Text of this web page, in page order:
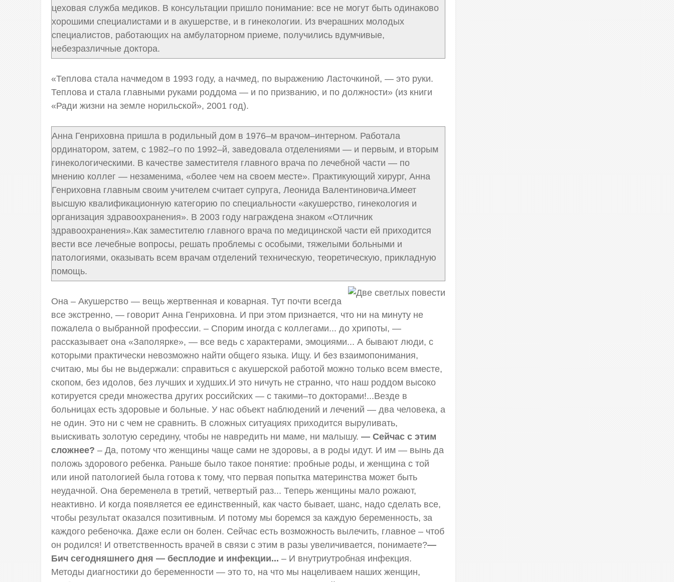
цеховая служба медиков. В консультации пришло понимание: все не могут быть одинаково
хорошими специалистами и в акушерстве, и в гинекологии. Из вчерашних молодых
специалистов, работающих на амбулаторном приеме, получились вдумчивые,
небезразличные доктора.
«Теплова стала начмедом в 1993 году, а начмед, по выражению Ласточкиной, — это руки.
Теплова и стала главными руками роддома — и по призванию, и по должности» (из книги
«Ради жизни на земле норильской», 2001 год).
Анна Генриховна пришла в родильный дом в 1976–м врачом–интерном. Работала
ординатором, затем, с 1982–го по 1992–й, заведовала отделениями — и первым, и вторым
гинекологическими. В качестве заместителя главного врача по лечебной части — по
мнению коллег — незаменима, «более чем на своем месте». Практикующий хирург, Анна
Генриховна главным своим учителем считает супруга, Леонида Валентиновича.Имеет
высшую квалификационную категорию по специальности «акушерство, гинекология и
организация здравоохранения». В 2003 году награждена знаком «Отличник
здравоохранения».Как заместителю главного врача по медицинской части ей приходится
вести все лечебные вопросы, решать проблемы с особыми, тяжелыми больными и
патологиями, оказывать всем врачам отделений техническую, теоретическую, прикладную
помощь.
Она – Акушерство — вещь жертвенная и коварная. Тут почти всегда
все экстренно, — говорит Анна Генриховна. И при этом признается, что ни на минуту не
пожалела о выбранной профессии. – Спорим иногда с коллегами... до хрипоты, —
рассказывает она «Заполярке», — все ведь с характерами, эмоциями... А бывают люди, с
которыми практически невозможно найти общего языка. Ищу. И без взаимопонимания,
считаю, мы бы не выдержали: справиться с акушерской работой можно только всем вместе,
скопом, без идолов, без лучших и худших.И это ничуть не странно, что наш роддом высоко
котируется среди множества других российских — с такими–то докторами!...Везде в
больницах есть здоровые и больные. У нас объект наблюдений и лечений — два человека, а
не один. Это ни с чем не сравнить. В сложных ситуациях приходится выруливать,
выискивать золотую середину, чтобы не навредить ни маме, ни малышу. — Сейчас с этим
сложнее? – Да, потому что женщины чаще сами не здоровы, а в роды идут. И им — вынь да
положь здорового ребенка. Раньше было такое понятие: пробные роды, и женщина с той
или иной патологией была готова к тому, что первая попытка материнства может быть
неудачной. Она беременела в третий, четвертый раз... Теперь женщины мало рожают,
неактивно. И когда появляется ее единственный, как часто бывает, шанс, надо сделать все,
чтобы результат оказался позитивным. И потому мы боремся за каждую беременность, за
каждого ребеночка. Даже если он болен. Сейчас есть возможность вылечить, главное – чтоб
он родился! И ответственность врачей в связи с этим в разы увеличивается, понимаете?—
Бич сегодняшнего дня — бесплодие и инфекции... – И внутриутробная инфекция.
Методы диагностики до беременности — это то, на что мы нацеливаем наших женщин,